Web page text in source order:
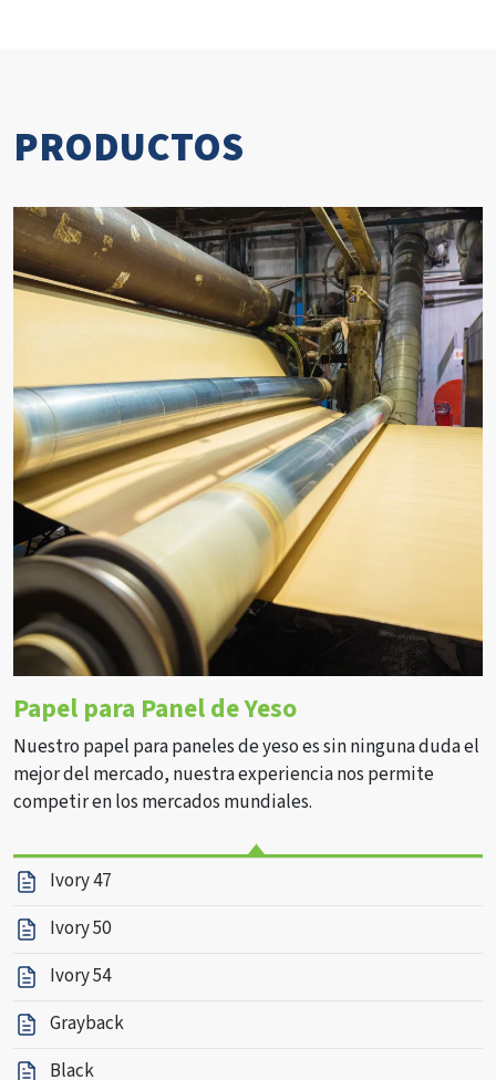
PRODUCTOS
Papel para Panel de Yeso
Nuestro papel para paneles de yeso es sin ninguna duda el
mejor del mercado, nuestra experiencia nos permite
competir en los mercados mundiales.
Ivory 47
Ivory 50
Ivory 54
Grayback
Black